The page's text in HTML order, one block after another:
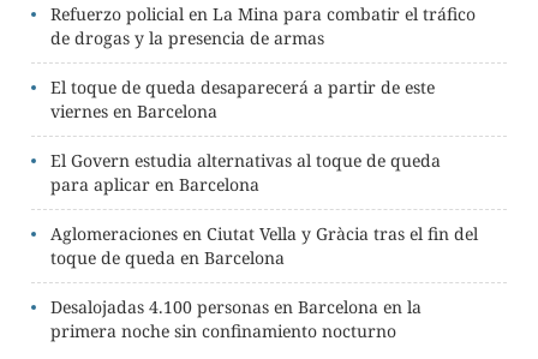
Refuerzo policial en La Mina para combatir el tráfico
de drogas y la presencia de armas
El toque de queda desaparecerá a partir de este
viernes en Barcelona
El Govern estudia alternativas al toque de queda
para aplicar en Barcelona
Aglomeraciones en Ciutat Vella y Gràcia tras el fin del
toque de queda en Barcelona
Desalojadas 4.100 personas en Barcelona en la
primera noche sin confinamiento nocturno